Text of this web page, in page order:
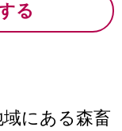
る
にある森畜